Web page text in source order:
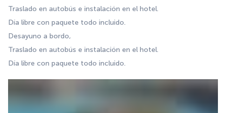
Traslado en autobús e instalación en el hotel.
Día libre con paquete todo incluido.
Desayuno a bordo,
Traslado en autobús e instalación en el hotel.
Día libre con paquete todo incluido.